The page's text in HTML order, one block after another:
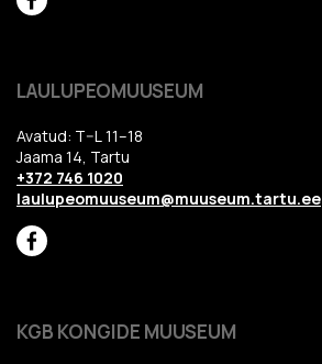
LAULUPEOMUUSEUM
Avatud: T–L 11–18
Jaama 14, Tartu
+372 746 1020
laulupeomuuseum@muuseum.tartu.ee
KGB KONGIDE MUUSEUM